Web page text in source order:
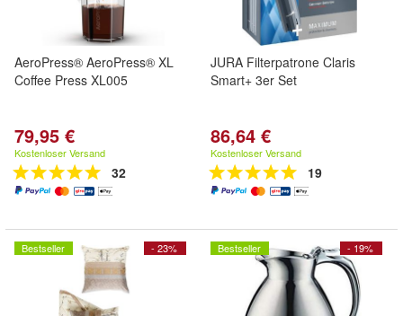
AeroPress® AeroPress® XL
Coffee Press XL005
79,95 €
Kostenloser Versand
32
JURA Filterpatrone Claris
Smart+ 3er Set
86,64 €
Kostenloser Versand
19
- 23%
Bestseller - 19%
Bestseller